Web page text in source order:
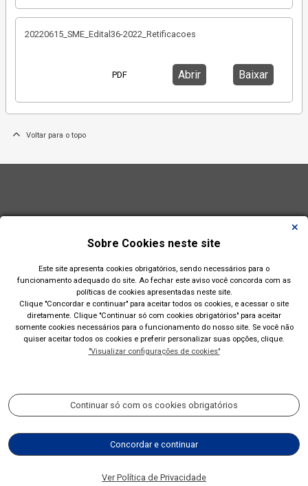
20220615_SME_Edital36-2022_Retificacoes
PDF Abrir Baixar
Voltar para o topo
Sobre Cookies neste site
Este site apresenta cookies obrigatórios, sendo necessários para o
funcionamento adequado do site. Ao fechar este aviso você concorda com as
políticas de cookies apresentadas neste site.
Clique "Concordar e continuar" para aceitar todos os cookies, e acessar o site
diretamente. Clique "Continuar só com cookies obrigatórios" para aceitar
somente cookies necessários para o funcionamento do nosso site. Se você não
quiser aceitar todos os cookies e preferir personalizar suas opções, clique.
"Visualizar configurações de cookies"
Continuar só com os cookies obrigatórios
Concordar e continuar
Ver Política de Privacidade
Prefeitura Municipal de Esteio(RS)
Acompanhe nossas redes sociais: